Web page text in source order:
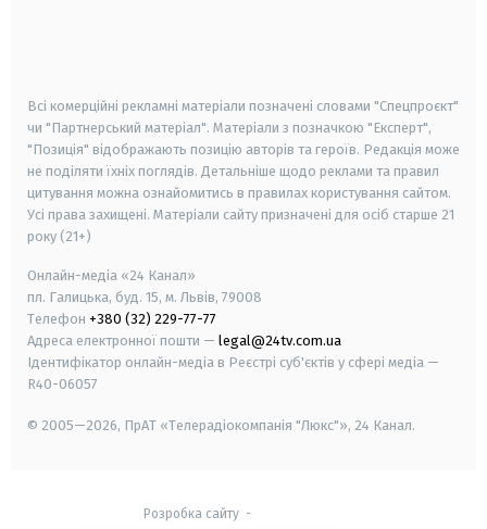
Всі комерційні рекламні матеріали позначені словами "Спецпроєкт"
чи "Партнерський матеріал". Матеріали з позначкою "Експерт",
"Позиція" відображають позицію авторів та героїв. Редакція може
не поділяти їхніх поглядів. Детальніше щодо реклами та правил
цитування можна ознайомитись в правилах користування сайтом.
Усі права захищені. Матеріали сайту призначені для осіб старше 21
року (21+)
Онлайн-медіа «24 Канал»
пл. Галицька, буд. 15, м. Львів, 79008
Телефон +380 (32) 229-77-77
Адреса електронної пошти — legal@24tv.com.ua
Ідентифікатор онлайн-медіа в Реєстрі суб'єктів у сфері медіа —
R40-06057
© 2005—2026, ПрАТ «Телерадіокомпанія "Люкс"», 24 Канал.
Розробка сайту-